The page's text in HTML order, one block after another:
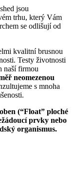
jsou
trhu, který Vám
se odlišují od
kvalitní brusnou
Testy životnosti
naší firmou
neomezenou
s mnoha
(“Float” ploché
prvky nebo
organismus.